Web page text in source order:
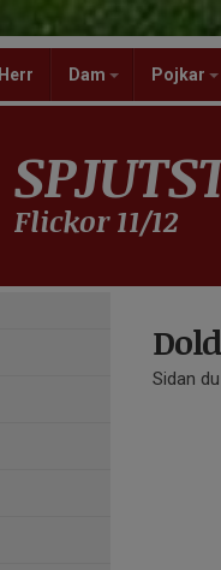
Herr Dam Pojkar
Flickor 11/12
Sidan